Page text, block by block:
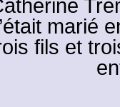
marié
fils et